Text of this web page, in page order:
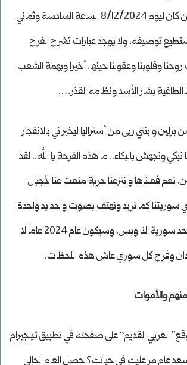
أولادنا، نجاحاتنا، ولكن كان ليوم 8/12/2024 الساعة السادسة وثماني
توصيفه، ولا يوجد عبارات تشرح الفرح
وقلوبنا وعقولنا حينها. أخيرا وبهمة الشعب
بشار الأسد ونظامه القذر….
وابنتي ربى من أستراليا ليخبراني بالانفجار
نبكي ونجهش بالبكاء.. ما هذه الفرحة يا الله.. لقد
نعم فعلناها وانتزعنا حرية منعت عنا لأجيال
سوريتنا كما نريد ونهتف بصوت واحد يد واحدة
وقلب واحد وعقل واحد سورية النا وبس. وسيكون عام 2024 عاماً لا
وفرح كل سوري عاش هذه اللحظات.
والأموات
العربي القديم‟ على صفحته في تطبيق تيلجيرام
عام مر عليك في حياتك؟ حصل العام الحالي